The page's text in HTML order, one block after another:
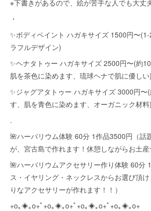
※下書きがあるので、絵が苦手な人でも大丈
・
✨ボディペイント ハガキサイズ 1500円〜
ラフルデザイン)
✨ヘナタトゥー ハガキサイズ 2500円〜(約10
肌を茶色に染めます、琉球ヘナで肌に優しい)
✨ジャグアタトゥー ハガキサイズ 3000円〜
す、肌を青色に染めます、オーガニック材料)
.
🌺ハーバリウム体験 60分 1作品3500円（話
が、宮古島で作れます！休憩しながらお土産
🌺ハーバリウムアクセサリー作り体験 60分
ス・イヤリング・ネックレスからお選び頂
りなアクセサリーが作れます！！）
+o｡◈｡o+ﾟ+o｡◈｡o+ﾟ+o｡◈｡o+ﾟ+o｡◈｡o+